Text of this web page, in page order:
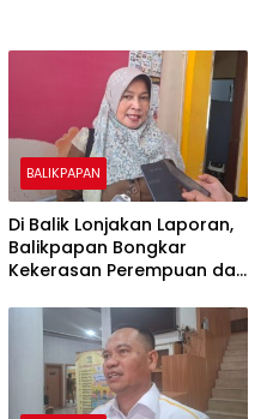
BALIKPAPAN
Di Balik Lonjakan Laporan,
Balikpapan Bongkar
Kekerasan Perempuan dan